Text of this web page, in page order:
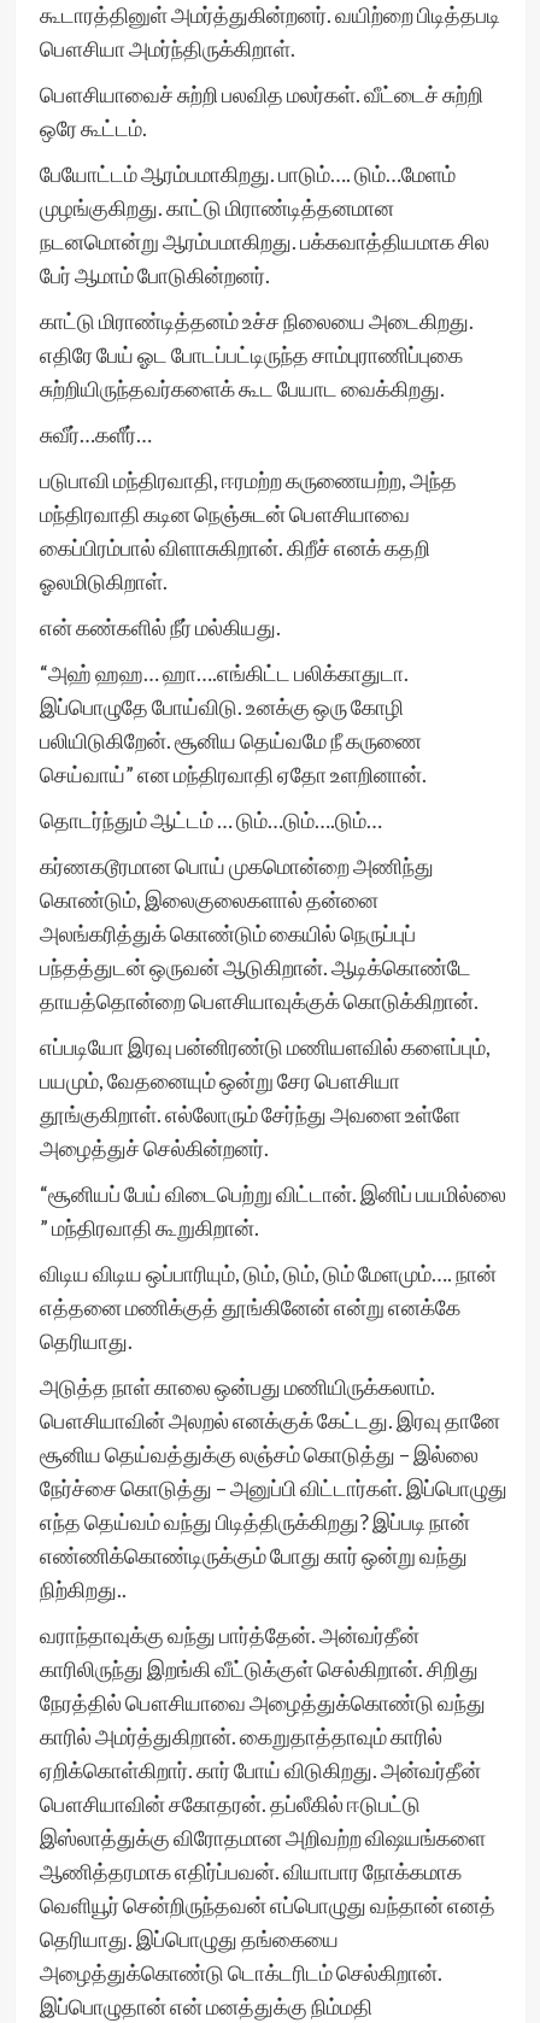
கூடாரத்தினுள் அமர்த்துகின்றனர். வயிற்றை பிடித்தபடி
பௌசியா அமர்ந்திருக்கிறாள்.
பௌசியாவைச் சுற்றி பலவித மலர்கள். வீட்டைச் சுற்றி
ஒரே கூட்டம்.
பேயோட்டம் ஆரம்பமாகிறது. பாடும்…. டும்…மேளம்
முழங்குகிறது. காட்டு மிராண்டித்தனமான
நடனமொன்று ஆரம்பமாகிறது. பக்கவாத்தியமாக சில
பேர் ஆமாம் போடுகின்றனர்.
காட்டு மிராண்டித்தனம் உச்ச நிலையை அடைகிறது.
எதிரே பேய் ஓட போடப்பட்டிருந்த சாம்புராணிப்புகை
சுற்றியிருந்தவர்களைக் கூட பேயாட வைக்கிறது.
சுவீர்…களீர்…
படுபாவி மந்திரவாதி, ஈரமற்ற கருணையற்ற, அந்த
மந்திரவாதி கடின நெஞ்சுடன் பௌசியாவை
கைப்பிரம்பால் விளாசுகிறான். கிறீச் எனக் கதறி
ஓலமிடுகிறாள்.
என் கண்களில் நீர் மல்கியது.
“அஹ் ஹஹ… ஹா….எங்கிட்ட பலிக்காதுடா.
இப்பொழுதே போய்விடு. உனக்கு ஒரு கோழி
பலியிடுகிறேன். சூனிய தெய்வமே நீ கருணை
செய்வாய்” என மந்திரவாதி ஏதோ உளறினான்.
தொடர்ந்தும் ஆட்டம் … டும்…டும்….டும்…
கர்ணகடூரமான பொய் முகமொன்றை அணிந்து
கொண்டும், இலைகுலைகளால் தன்னை
அலங்கரித்துக் கொண்டும் கையில் நெருப்புப்
பந்தத்துடன் ஒருவன் ஆடுகிறான். ஆடிக்கொண்டே
தாயத்தொன்றை பௌசியாவுக்குக் கொடுக்கிறான்.
எப்படியோ இரவு பன்னிரண்டு மணியளவில் களைப்பும்,
பயமும், வேதனையும் ஒன்று சேர பௌசியா
தூங்குகிறாள். எல்லோரும் சேர்ந்து அவளை உள்ளே
அழைத்துச் செல்கின்றனர்.
“சூனியப் பேய் விடைபெற்று விட்டான். இனிப் பயமில்லை
” மந்திரவாதி கூறுகிறான்.
விடிய விடிய ஒப்பாரியும், டும், டும், டும் மேளமும்…. நான்
எத்தனை மணிக்குத் தூங்கினேன் என்று எனக்கே
தெரியாது.
அடுத்த நாள் காலை ஒன்பது மணியிருக்கலாம்.
பௌசியாவின் அலறல் எனக்குக் கேட்டது. இரவு தானே
சூனிய தெய்வத்துக்கு லஞ்சம் கொடுத்து – இல்லை
நேர்ச்சை கொடுத்து – அனுப்பி விட்டார்கள். இப்பொழுது
எந்த தெய்வம் வந்து பிடித்திருக்கிறது? இப்படி நான்
எண்ணிக்கொண்டிருக்கும் போது கார் ஒன்று வந்து
நிற்கிறது..
வராந்தாவுக்கு வந்து பார்த்தேன். அன்வர்தீன்
காரிலிருந்து இறங்கி வீட்டுக்குள் செல்கிறான். சிறிது
நேரத்தில் பௌசியாவை அழைத்துக்கொண்டு வந்து
காரில் அமர்த்துகிறான். கைறுதாத்தாவும் காரில்
ஏறிக்கொள்கிறார். கார் போய் விடுகிறது. அன்வர்தீன்
பௌசியாவின் சகோதரன். தப்லீகில் ஈடுபட்டு
இஸ்லாத்துக்கு விரோதமான அறிவற்ற விஷயங்களை
ஆணித்தரமாக எதிர்ப்பவன். வியாபார நோக்கமாக
வெளியூர் சென்றிருந்தவன் எப்பொழுது வந்தான் எனத்
தெரியாது. இப்பொழுது தங்கையை
அழைத்துக்கொண்டு டொக்டரிடம் செல்கிறான்.
இப்பொழுதான் என் மனத்துக்கு நிம்மதி